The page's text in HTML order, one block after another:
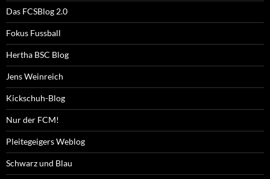
Das FCSBlog 2.0
Fokus Fussball
Hertha BSC Blog
Jens Weinreich
Kickschuh-Blog
Nur der FCM!
Pleitegeigers Weblog
Schwarz und Blau